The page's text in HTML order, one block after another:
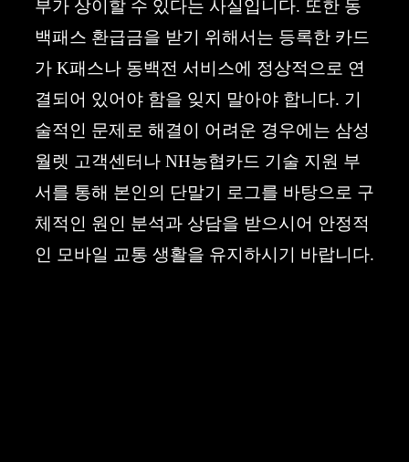
부가 상이할 수 있다는 사실입니다. 또한 동
백패스 환급금을 받기 위해서는 등록한 카드
가 K패스나 동백전 서비스에 정상적으로 연
결되어 있어야 함을 잊지 말아야 합니다. 기
술적인 문제로 해결이 어려운 경우에는 삼성
월렛 고객센터나 NH농협카드 기술 지원 부
서를 통해 본인의 단말기 로그를 바탕으로 구
체적인 원인 분석과 상담을 받으시어 안정적
인 모바일 교통 생활을 유지하시기 바랍니다.